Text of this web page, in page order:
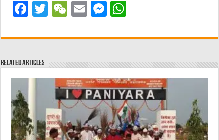
F
c
e
b
o
k
T
it
r
W
C
at
E
ai
M
ss
n
g
er
at
A
p
p
Related Articles